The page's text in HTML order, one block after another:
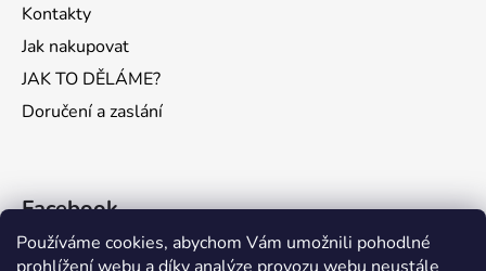
Používáme cookies, abychom Vám umožnili pohodlné
Kontakty
Jak nakupovat
JAK TO DĚLÁME?
Doručení a zaslání
Facebook